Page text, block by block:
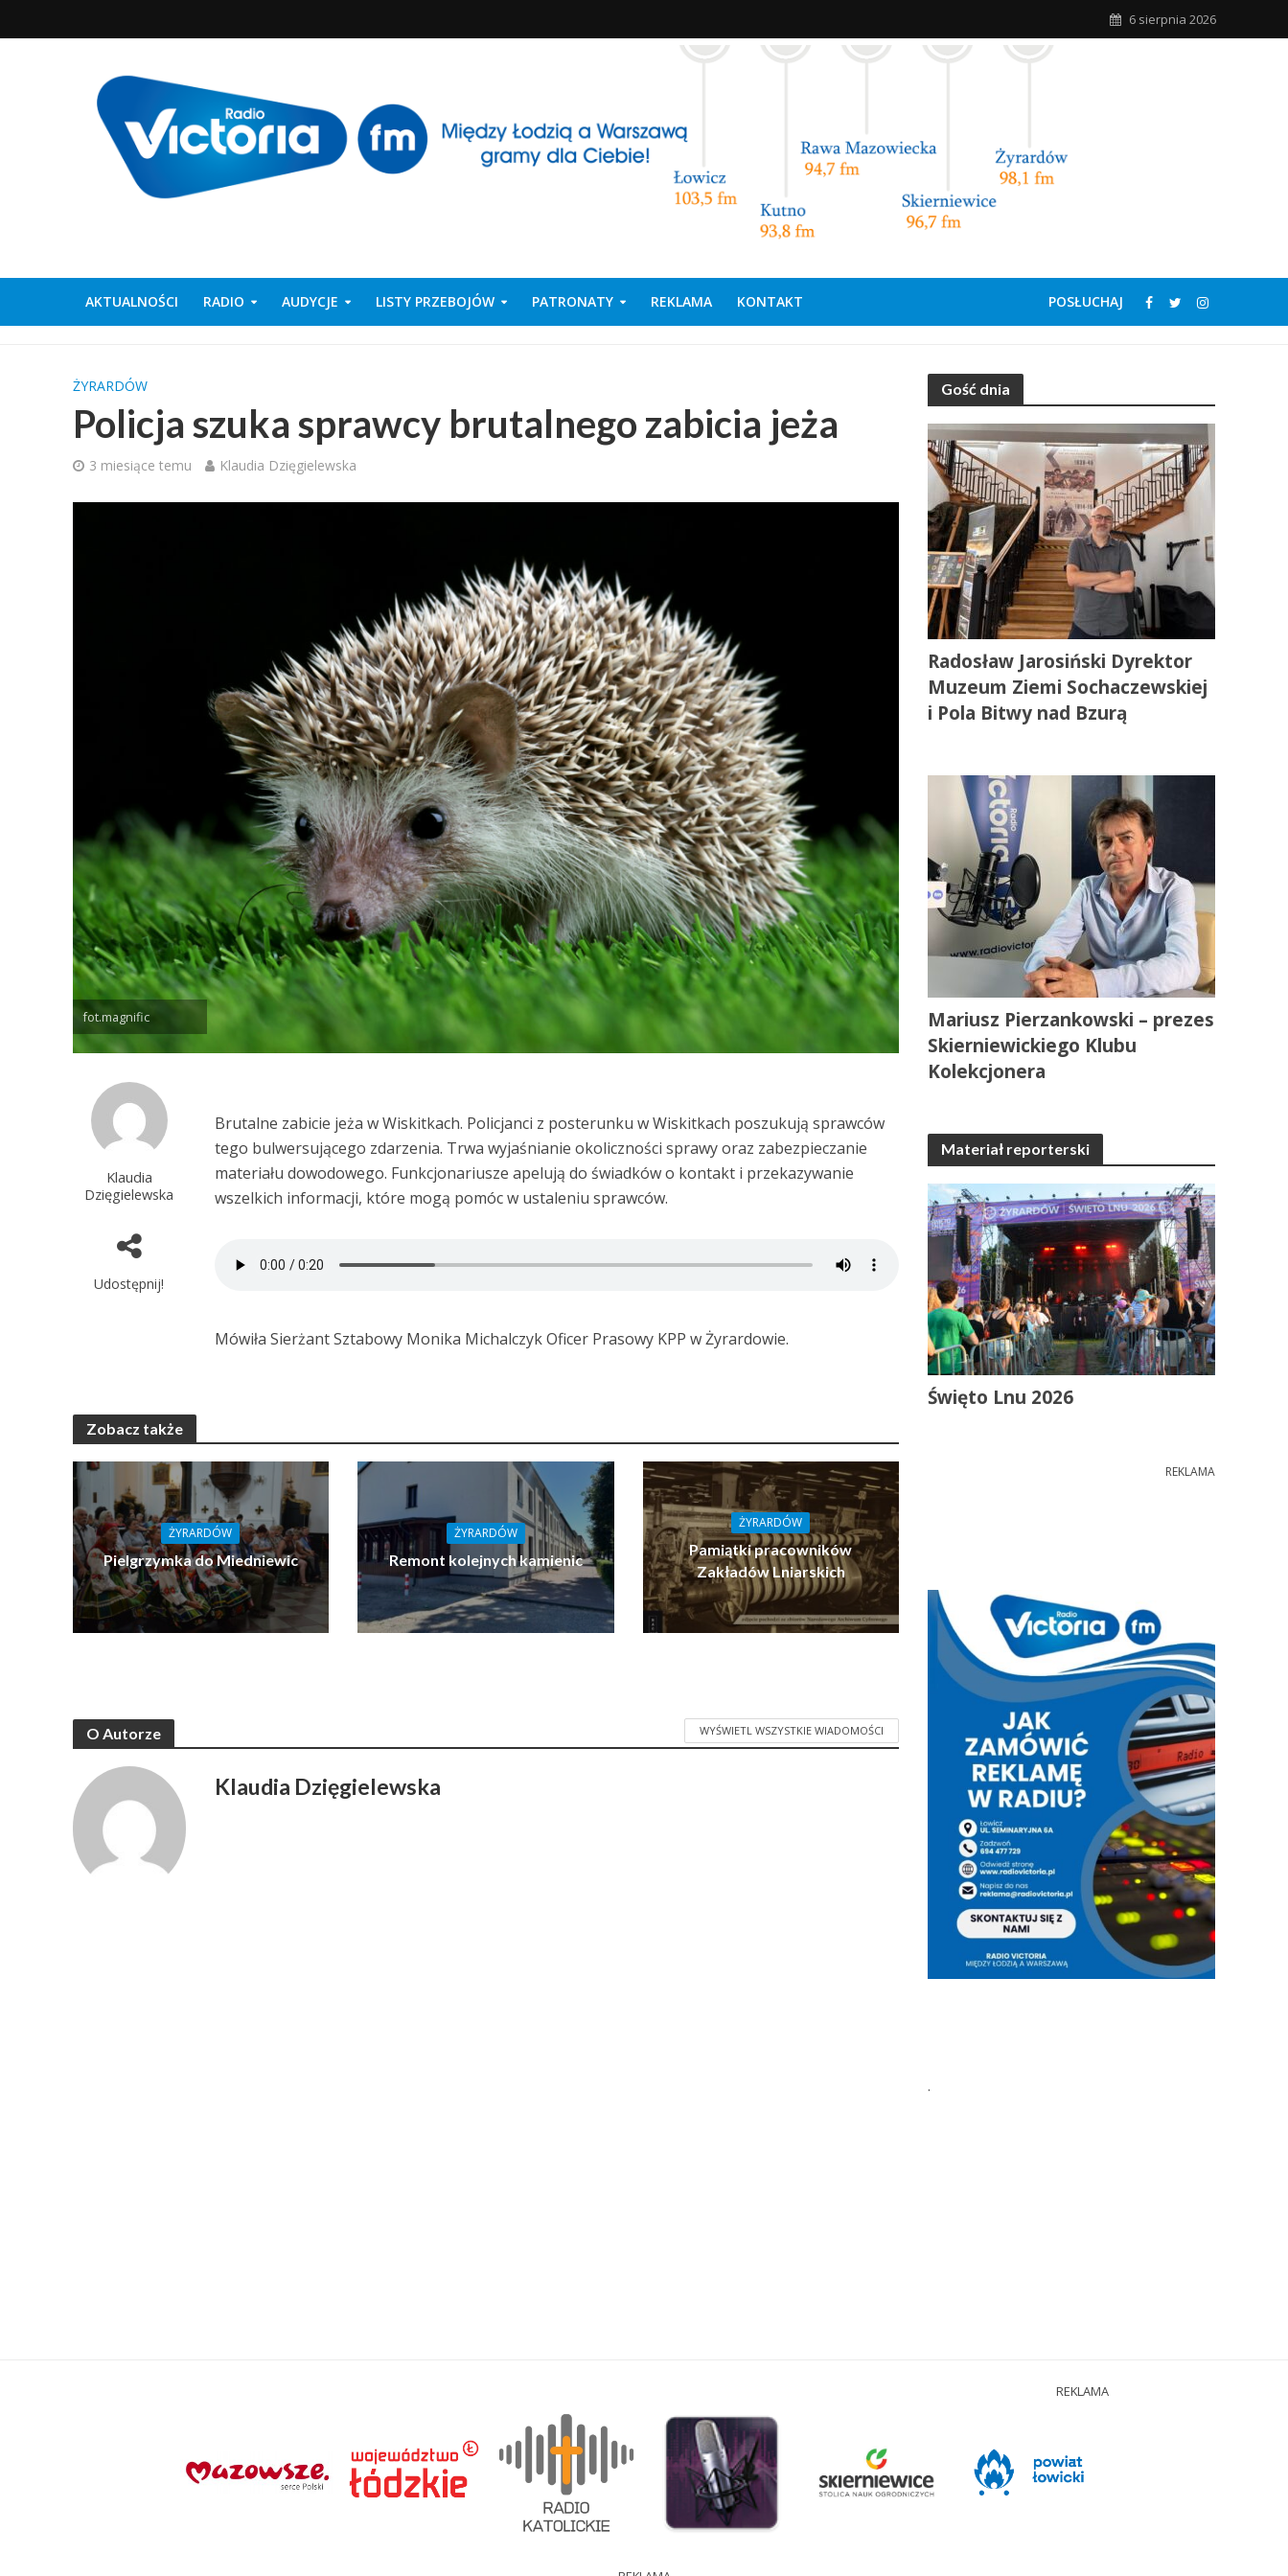
6 sierpnia 2026
AKTUALNOŚCI RADIO AUDYCJE LISTY PRZEBOJÓW PATRONATY REKLAMA KONTAKT POSŁUCHAJ
ŻYRARDÓW
Policja szuka sprawcy brutalnego zabicia jeża
3 miesiące temu Klaudia Dzięgielewska
fot.magnific
Klaudia
Dzięgielewska
Udostępnij!
Brutalne zabicie jeża w Wiskitkach. Policjanci z posterunku w Wiskitkach poszukują sprawców
tego bulwersującego zdarzenia. Trwa wyjaśnianie okoliczności sprawy oraz zabezpieczanie
materiału dowodowego. Funkcjonariusze apelują do świadków o kontakt i przekazywanie
wszelkich informacji, które mogą pomóc w ustaleniu sprawców.
Mówiła Sierżant Sztabowy Monika Michalczyk Oficer Prasowy KPP w Żyrardowie.
Zobacz także
ŻYRARDÓW
Pielgrzymka do Miedniewic
ŻYRARDÓW
Remont kolejnych kamienic
ŻYRARDÓW
Pamiątki pracowników
Zakładów Lniarskich
O Autorze WYŚWIETL WSZYSTKIE WIADOMOŚCI
Klaudia Dzięgielewska
Gość dnia
Radosław Jarosiński Dyrektor
Muzeum Ziemi Sochaczewskiej
i Pola Bitwy nad Bzurą
Mariusz Pierzankowski – prezes
Skierniewickiego Klubu
Kolekcjonera
Materiał reporterski
Święto Lnu 2026
REKLAMA
.
REKLAMA